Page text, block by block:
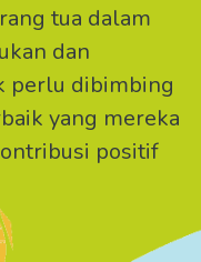
tua dalam
dan
perlu dibimbing
yang mereka
positif